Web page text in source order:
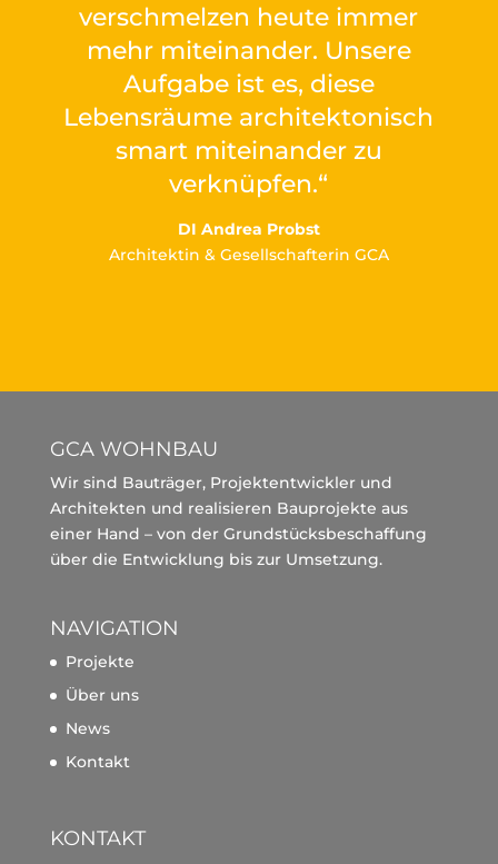
verschmelzen heute immer
mehr miteinander. Unsere
Aufgabe ist es, diese
Lebensräume architektonisch
smart miteinander zu
verknüpfen.“
DI Andrea Probst
Architektin & Gesellschafterin GCA
GCA WOHNBAU
Wir sind Bauträger, Projektentwickler und
Architekten und realisieren Bauprojekte aus
einer Hand – von der Grundstücksbeschaffung
über die Entwicklung bis zur Umsetzung.
NAVIGATION
Projekte
Über uns
News
Kontakt
KONTAKT